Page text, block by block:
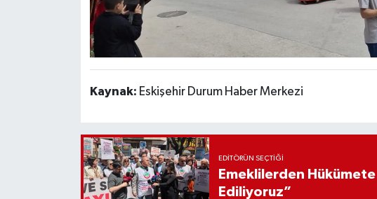
Kaynak: Eskişehir Durum Haber Merkezi
EDITÖRÜN SEÇTIĞI
Emeklilerden Hükümete
Ediliyoruz”